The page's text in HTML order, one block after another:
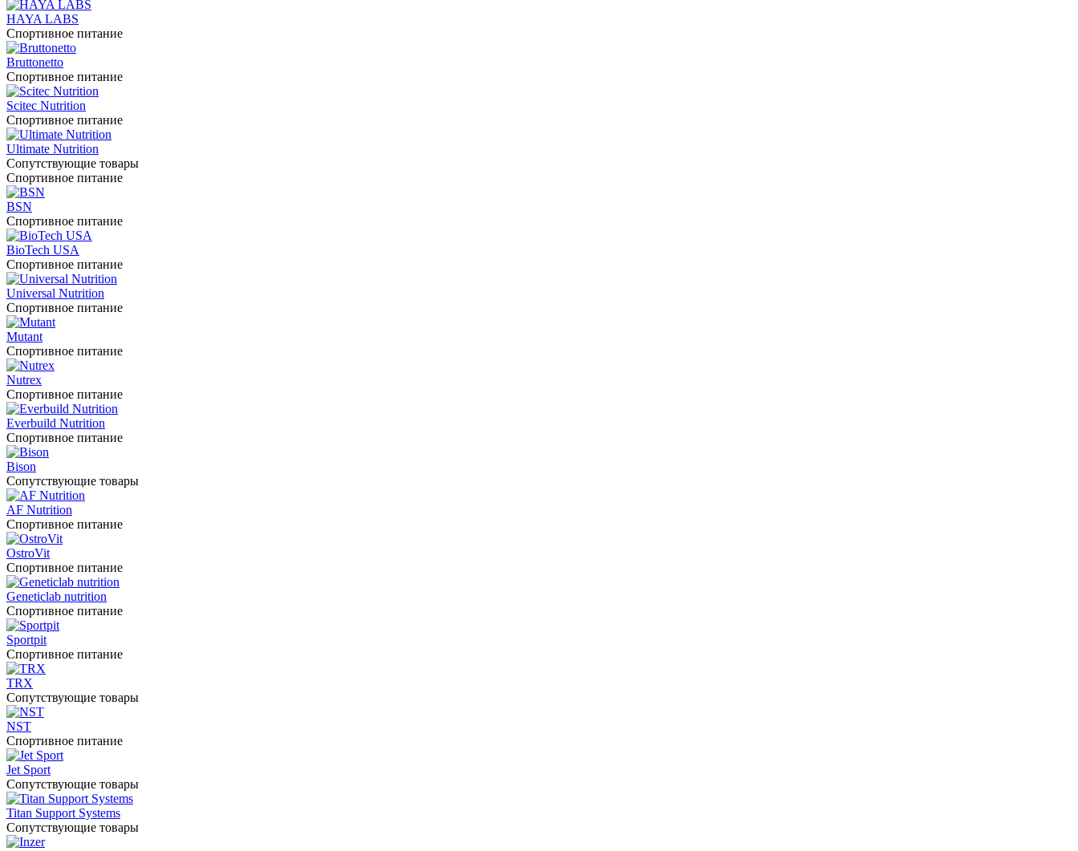
HAYA LABS
Спортивное питание
Bruttonetto
Спортивное питание
Scitec Nutrition
Спортивное питание
Ultimate Nutrition
Сопутствующие товары
Спортивное питание
BSN
Спортивное питание
BioTech USA
Спортивное питание
Universal Nutrition
Спортивное питание
Mutant
Спортивное питание
Nutrex
Спортивное питание
Everbuild Nutrition
Спортивное питание
Bison
Сопутствующие товары
AF Nutrition
Спортивное питание
OstroVit
Спортивное питание
Geneticlab nutrition
Спортивное питание
Sportpit
Спортивное питание
TRX
Сопутствующие товары
NST
Спортивное питание
Jet Sport
Сопутствующие товары
Titan Support Systems
Сопутствующие товары